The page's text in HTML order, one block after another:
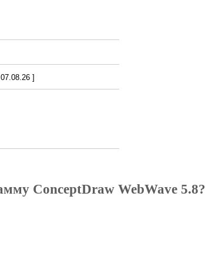
]
ConceptDraw WebWave 5.8?